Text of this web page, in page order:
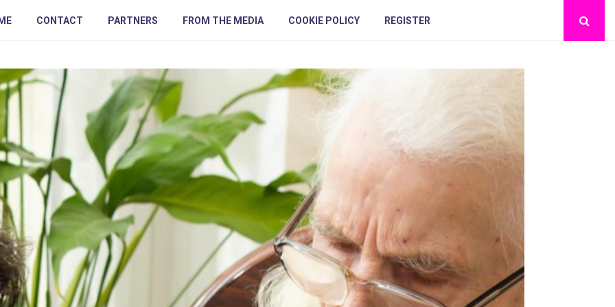
CONTACT PARTNERS FROM THE MEDIA COOKIE POLICY REGISTER